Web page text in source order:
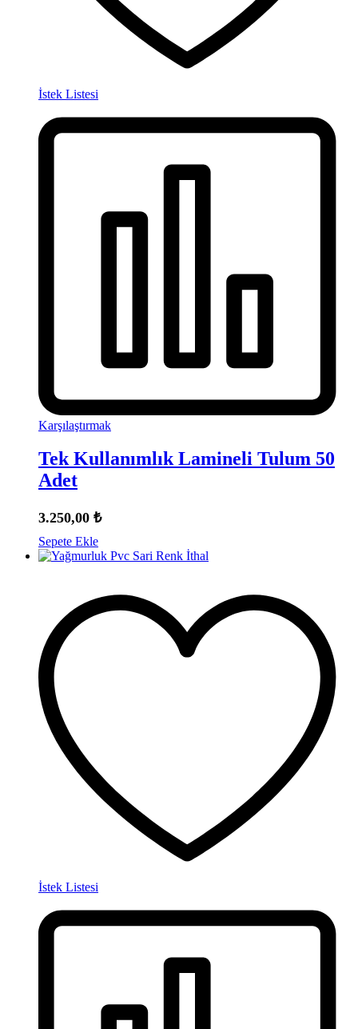
İstek Listesi
Karşılaştırmak
Tek Kullanımlık Lamineli Tulum 50
Adet
3.250,00 ₺
Sepete Ekle
İstek Listesi